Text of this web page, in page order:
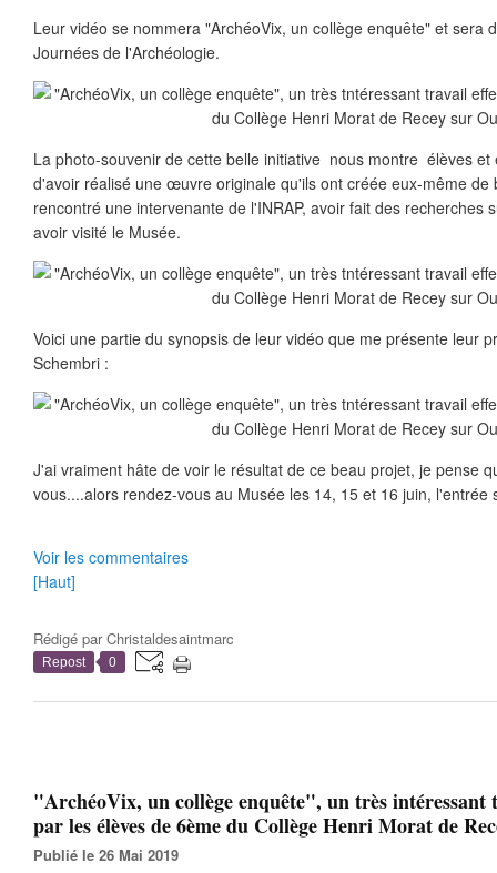
Leur vidéo se nommera "ArchéoVix, un collège enquête" et sera
Journées de l'Archéologie.
La photo-souvenir de cette belle initiative nous montre élèves et
d'avoir réalisé une œuvre originale qu'ils ont créée eux-même de
rencontré une intervenante de l'INRAP, avoir fait des recherches
avoir visité le Musée.
Voici une partie du synopsis de leur vidéo que me présente leur
Schembri :
J'ai vraiment hâte de voir le résultat de ce beau projet, je pense
vous....alors rendez-vous au Musée les 14, 15 et 16 juin, l'entrée
Voir les commentaires
[Haut]
Rédigé parChristaldesaintmarc
Repost 0
"ArchéoVix, un collège enquête", un très intéressant
par les élèves de 6ème du Collège Henri Morat de
Publié le 26 Mai 2019